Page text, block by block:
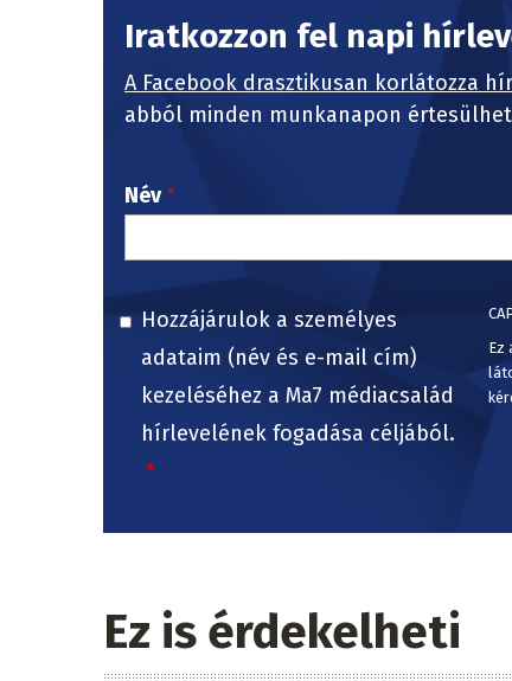
Iratkozzon fel napi
A Facebook drasztikusan korlátozza
abból minden munkanapon
Név
Hozzájárulok a személyes
adataim (név és e-mail cím)
kezeléséhez a Ma7 médiacsalád
hírlevelének fogadása céljából.
Ez
Ez is érdekelheti